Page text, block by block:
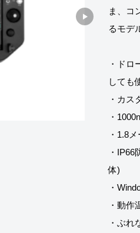
ま、コ
るモデ
・ドロ
しても
・カス
・
・1.8
・
体)
・
・動
・ぶれ